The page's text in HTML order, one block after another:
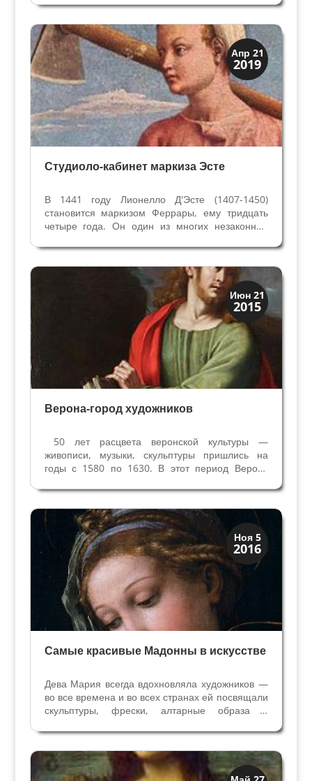
дукаты: как относились к деньгам великие
художники Эпохи Возрождения? Сегодня их
произведения бесценны, а...
Апр 21
2019
Династии
Искусство
Студиоло-кабинет маркиза Эсте
В 1441 году Лионелло Д'Эсте (1407-1450)
становится маркизом Феррары, ему тридцать
четыре года. Он один из многих незаконных
много, что сложили поговорку "и на этом, и на
том берегах реки По – все дети Николо”. Отец...
Июн 21
2015
Венецианская
Верона
Верона-город художников
50 лет расцвета веронской культуры —
живописи, музыки, скульптуры пришлись на
годы с 1580 по 1630. В этот период Верону
статей об этом периоде расцвета Вероны, где
вы познакомитесь со множеством художников и
их произведений,...
Ноя 5
2016
Иконография
Христос и Мадонна
Самые красивые Мадонны в искусстве
Дева Мария всегда вдохновляла художников —
во все времена и во всех странах ей посвящали
скульптуры, фрески, алтарные образа и
строгий, полный любви к своему сыну и ко всем
верующим. Со многими образами Девы Марии
связаны...
Искусство